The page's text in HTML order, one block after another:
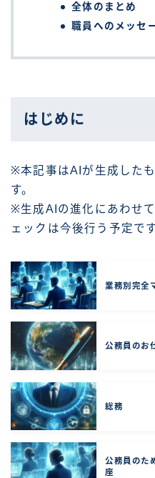
全体のまとめ
職員へのメッセ
はじめに
※本記事はAIが生成した
す。
※生成AIの進化にあわせ
ェックは今後行う予定です
業務別完全
公務員のお
総務
公務員のた
座